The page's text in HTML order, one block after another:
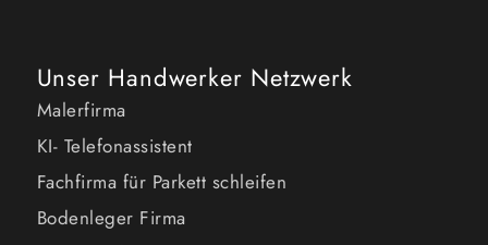
Unser Handwerker Netzwerk
Malerfirma
KI- Telefonassistent
Fachfirma für Parkett schleifen
Bodenleger Firma